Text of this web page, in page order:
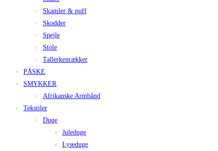
Skamler & puff
Skodder
Spejle
Stole
Tallerkenrækker
PÅSKE
SMYKKER
Afrikanske Armbånd
Tekstiler
Duge
Juleduge
Lyseduge